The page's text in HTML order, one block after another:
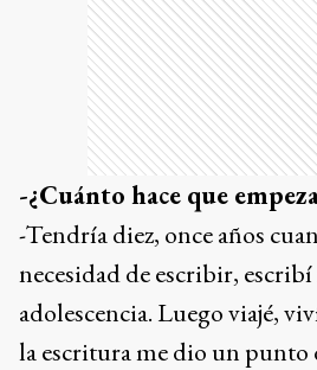
-¿Cuánto hace que
-Tendría diez, once años
necesidad de escribir,
adolescencia. Luego viajé,
la escritura me dio un punto